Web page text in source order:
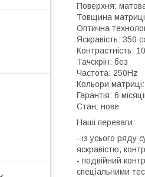
Поверхня:
Товщина
Оптична
Яскравість: 350
Контрастність:
Тачскрін: без
Частота: 250Hz
Кольори
Гарантія: 6
Стан: нове
Наші переваги:
- із усього ряду
яскравістю,
- подвійний
спеціальними